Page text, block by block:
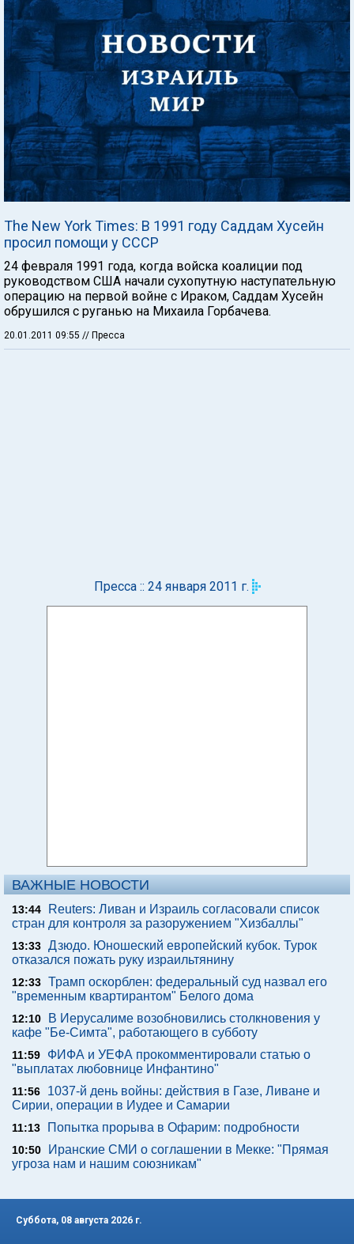
The New York Times: В 1991 году Саддам Хусейн
просил помощи у СССР
24 февраля 1991 года, когда войска коалиции под
руководством США начали сухопутную наступательную
операцию на первой войне с Ираком, Саддам Хусейн
обрушился с руганью на Михаила Горбачева.
20.01.2011 09:55 // Пресса
Пресса :: 24 января 2011 г.
ВАЖНЫЕ НОВОСТИ
13:44
Reuters: Ливан и Израиль согласовали список
стран для контроля за разоружением "Хизбаллы"
13:33 Дзюдо. Юношеский европейский кубок. Турок
отказался пожать руку израильтянину
12:33 Трамп оскорблен: федеральный суд назвал его
"временным квартирантом" Белого дома
12:10
В Иерусалиме возобновились столкновения у
кафе "Бе-Симта", работающего в субботу
11:59
ФИФА и УЕФА прокомментировали статью о
"выплатах любовнице Инфантино"
11:56
1037-й день войны: действия в Газе, Ливане и
Сирии, операции в Иудее и Самарии
11:13 Попытка прорыва в Офарим: подробности
10:50
Иранские СМИ о соглашении в Мекке: "Прямая
угроза нам и нашим союзникам"
Суббота, 08 августа 2026 г.